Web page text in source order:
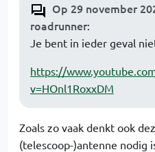
Op 29 november
roadrunner:
Je bent in ieder geval
https://
v=HOnl1RoxxDM
Zoals zo vaak denkt ook
(telescoop-)antenne nodig